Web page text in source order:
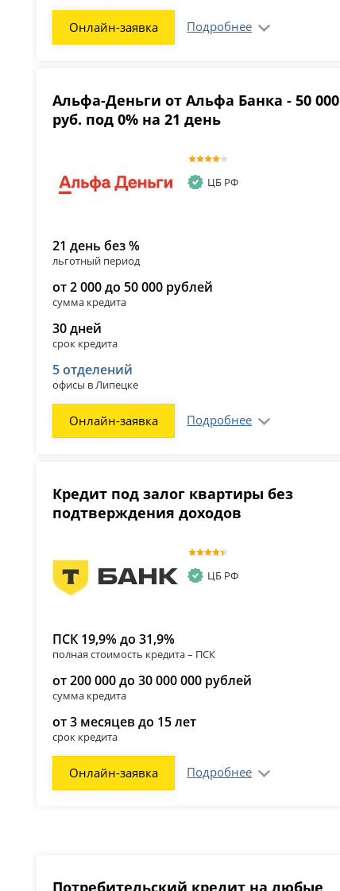
Онлайн-заявка Подробнее
Альфа-Деньги от Альфа Банка - 50 000
руб. под 0% на 21 день
ЦБ РФ
21 день без %
льготный период
от 2 000 до 50 000 рублей
сумма кредита
30 дней
срок кредита
5 отделений
офисы в Липецке
Онлайн-заявка Подробнее
Кредит под залог квартиры без
подтверждения доходов
ЦБ РФ
ПСК 19,9% до 31,9%
полная стоимость кредита – ПСК
от 200 000 до 30 000 000 рублей
сумма кредита
от 3 месяцев до 15 лет
срок кредита
Онлайн-заявка Подробнее
Потребительский кредит на любые